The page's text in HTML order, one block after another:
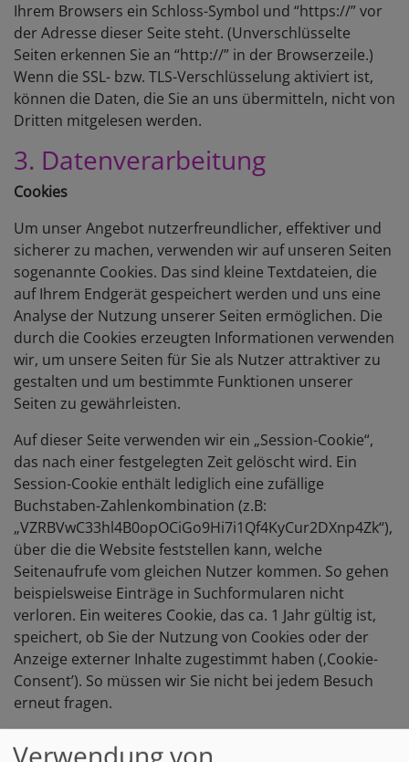
Ihrem Browsers ein Schloss-Symbol und “https://” vor
der Adresse dieser Seite steht. (Unverschlüsselte
Seiten erkennen Sie an “http://” in der Browserzeile.)
Wenn die SSL- bzw. TLS-Verschlüsselung aktiviert ist,
können die Daten, die Sie an uns übermitteln, nicht von
Dritten mitgelesen werden.
3. Datenverarbeitung
Cookies
Um unser Angebot nutzerfreundlicher, effektiver und
sicherer zu machen, verwenden wir auf unseren Seiten
sogenannte Cookies. Das sind kleine Textdateien, die
auf Ihrem Endgerät gespeichert werden und uns eine
Analyse der Nutzung unserer Seiten ermöglichen. Die
durch die Cookies erzeugten Informationen verwenden
wir, um unsere Seiten für Sie als Nutzer attraktiver zu
gestalten und um bestimmte Funktionen unserer
Seiten zu gewährleisten.
Auf dieser Seite verwenden wir ein „Session-Cookie“,
das nach einer festgelegten Zeit gelöscht wird. Ein
Session-Cookie enthält lediglich eine zufällige
Buchstaben-Zahlenkombination (z.B:
„VZRBVwC33hl4B0opOCiGo9Hi7i1Qf4KyCur2DXnp4Zk“),
über die die Website feststellen kann, welche
Seitenaufrufe vom gleichen Nutzer kommen. So gehen
beispielsweise Einträge in Suchformularen nicht
verloren. Ein weiteres Cookie, das ca. 1 Jahr gültig ist,
speichert, ob Sie der Nutzung von Cookies oder der
Anzeige externer Inhalte zugestimmt haben (‚Cookie-
Consent’). So müssen wir Sie nicht bei jedem Besuch
erneut fragen.
Verwendung von